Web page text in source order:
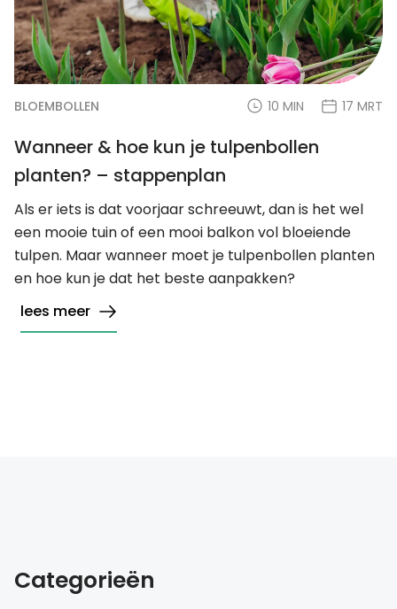
BLOEMBOLLEN 10 MIN 17 MRT
Wanneer & hoe kun je tulpenbollen
planten? – stappenplan
Als er iets is dat voorjaar schreeuwt, dan is het wel
een mooie tuin of een mooi balkon vol bloeiende
tulpen. Maar wanneer moet je tulpenbollen planten
en hoe kun je dat het beste aanpakken?
lees meer
Categorieën